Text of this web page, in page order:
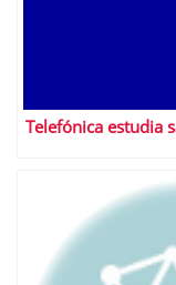
Telefónica estudia